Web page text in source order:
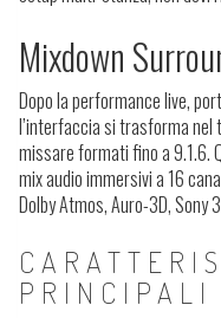
Mixdown
Dopo la performance live,
l’interfaccia si trasforma nel
missare formati fino a 9.1.6.
mix audio immersivi a 16
Dolby Atmos, Auro-3D, Sony
PRINCIPALI